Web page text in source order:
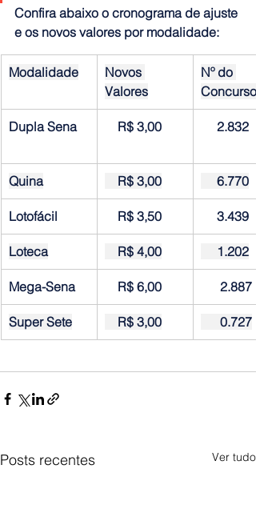
Confira abaixo o cronograma de ajuste
e os novos valores por modalidade:
Modalidade
Novos
Valores
Nº do
Concurso
Dupla Sena R$ 3,00 2.832
Quina R$ 3,00 6.770
Lotofácil R$ 3,50 3.439
Loteca R$ 4,00 1.202
Mega-Sena R$ 6,00 2.887
Super Sete R$ 3,00 0.727
Posts recentes Ver tudo